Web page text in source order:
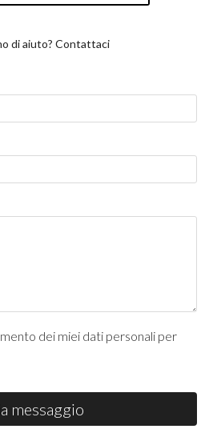
di aiuto? Contattaci
dei miei dati personali per
messaggio